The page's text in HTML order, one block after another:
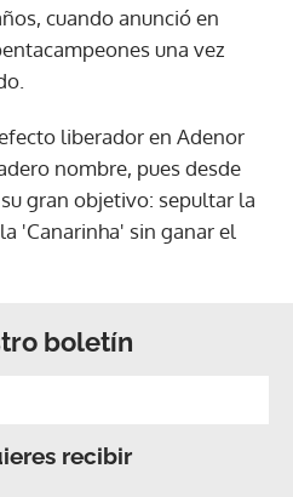
cuando anunció en
una vez
liberador en Adenor
nombre, pues desde
gran objetivo: sepultar la
'Canarinha' sin ganar el
boletín
recibir